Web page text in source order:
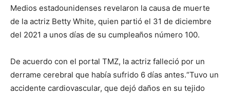
Medios estadounidenses revelaron la causa de muerte
de la actriz Betty White, quien partió el 31 de diciembre
del 2021 a unos días de su cumpleaños número 100.
De acuerdo con el portal TMZ, la actriz falleció por un
derrame cerebral que había sufrido 6 días antes.“Tuvo un
accidente cardiovascular, que dejó daños en su tejido